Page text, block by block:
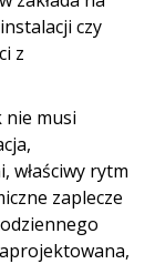
czy
z
musi
właściwy rytm
zaplecze